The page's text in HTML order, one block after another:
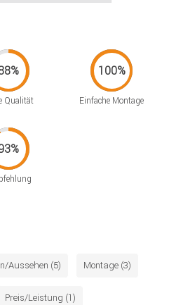
Qualität Einfache Montage
Aussehen (5) Montage (3)
Preis/Leistung (1)